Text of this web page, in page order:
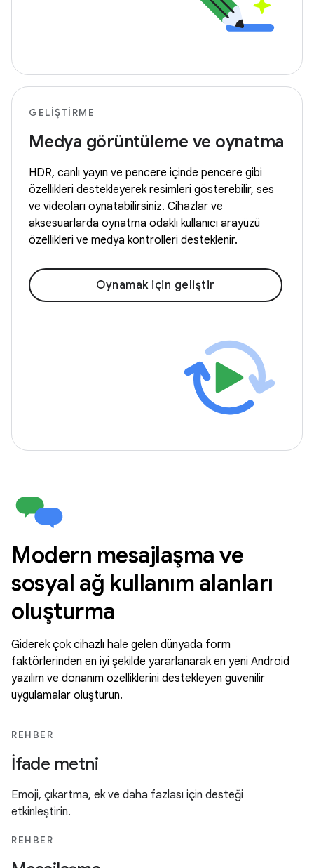
GELIŞTIRME
Medya görüntüleme ve oynatma
HDR, canlı yayın ve pencere içinde pencere gibi
özellikleri destekleyerek resimleri gösterebilir, ses
ve videoları oynatabilirsiniz. Cihazlar ve
aksesuarlarda oynatma odaklı kullanıcı arayüzü
özellikleri ve medya kontrolleri desteklenir.
Oynamak için geliştir
Modern mesajlaşma ve
sosyal ağ kullanım alanları
oluşturma
Giderek çok cihazlı hale gelen dünyada form
faktörlerinden en iyi şekilde yararlanarak en yeni Android
yazılım ve donanım özelliklerini destekleyen güvenilir
uygulamalar oluşturun.
REHBER
İfade metni
Emoji, çıkartma, ek ve daha fazlası için desteği
etkinleştirin.
REHBER